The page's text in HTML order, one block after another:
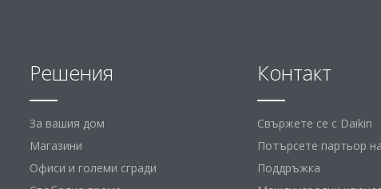
Решения
За вашия дом
Магазини
Офиси и големи сгради
Контакт
Свържете се с Daikin
Потърсете партьор
Поддръжка